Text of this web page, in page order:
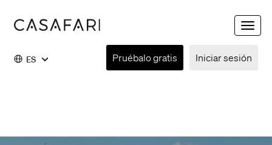
Toggle
ES Iniciar sesión
Pruébalo gratis